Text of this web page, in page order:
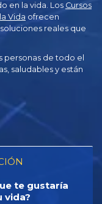
en la vida. Los Cursos
Vida ofrecen
reales que
personas de todo el
saludables y están
te gustaría
vida?